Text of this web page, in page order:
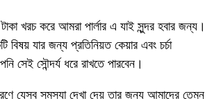
খরচ করে আমরা পার্লার এ যাই সুন্দর হবার জন্য।
বিষয় যার জন্য প্রতিনিয়ত কেয়ার এবং চর্চা
সেই সৌন্দর্য ধরে রাখতে পারবেন।
যেসব সমস্যা দেখা দেয় তার জন্য আমাদের তেমন